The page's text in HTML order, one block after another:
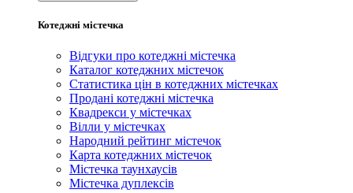
Котеджні містечка
Відгуки про котеджні містечка
Каталог котеджних містечок
Статистика цін в котеджних містечках
Продані котеджні містечка
Квадрекси у містечках
Вілли у містечках
Народний рейтинг містечок
Карта котеджних містечок
Містечка таунхаусів
Містечка дуплексів